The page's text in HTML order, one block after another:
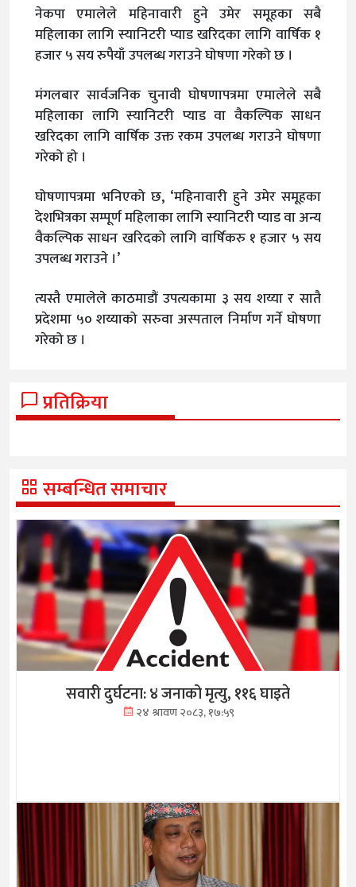
नेकपा एमालेले महिनावारी हुने उमेर समूहका सबै
महिलाका लागि स्यानिटरी प्याड खरिदका लागि वार्षिक १
हजार ५ सय रुपैयाँ उपलब्ध गराउने घोषणा गरेको छ ।
मंगलबार सार्वजनिक चुनावी घोषणापत्रमा एमालेले सबै
महिलाका लागि स्यानिटरी प्याड वा वैकल्पिक साधन
खरिदका लागि वार्षिक उक्त रकम उपलब्ध गराउने घोषणा
गरेको हो ।
घोषणापत्रमा भनिएको छ, ‘महिनावारी हुने उमेर समूहका
देशभित्रका सम्पूर्ण महिलाका लागि स्यानिटरी प्याड वा अन्य
वैकल्पिक साधन खरिदको लागि वार्षिकरु १ हजार ५ सय
उपलब्ध गराउने ।’
त्यस्तै एमालेले काठमाडौं उपत्यकामा ३ सय शय्या र सातै
प्रदेशमा ५० शय्याको सरुवा अस्पताल निर्माण गर्ने घोषणा
गरेको छ ।
प्रतिक्रिया
सम्बन्धित समाचार
सवारी दुर्घटना: ४ जनाको मृत्यु, ११६ घाइते
२४ श्रावण २०८३, १७:५९